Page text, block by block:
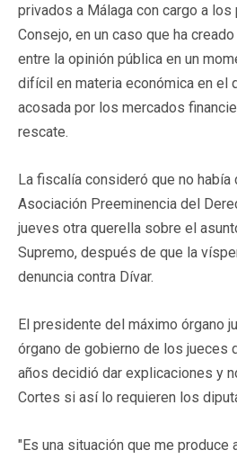
privados a Málaga con cargo a
Consejo, en un caso que ha
entre la opinión pública en un
difícil en materia económica en el
acosada por los mercados
rescate.
La fiscalía consideró que no había
Asociación Preeminencia del
jueves otra querella sobre el
Supremo, después de que la
denuncia contra Dívar.
El presidente del máximo órgano
órgano de gobierno de los jueces
años decidió dar explicaciones y
Cortes si así lo requieren los
"Es una situación que me produce